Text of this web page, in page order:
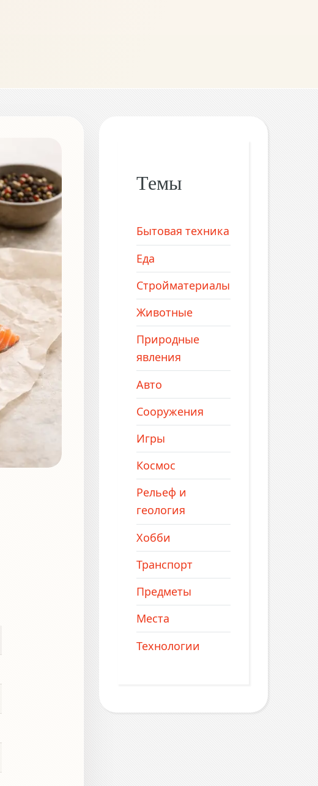
Темы
Бытовая техника
Еда
Стройматериалы
Животные
Природные
явления
Авто
Сооружения
Игры
Космос
Рельеф и
геология
Хобби
Транспорт
Предметы
Места
Технологии